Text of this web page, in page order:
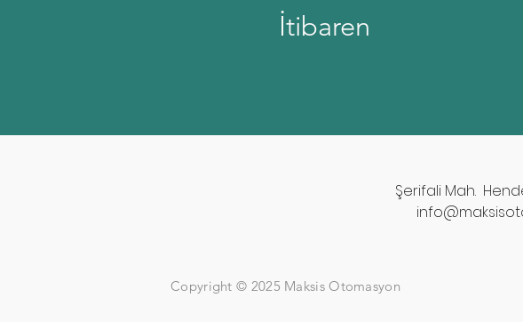
İtibaren
Şerifali Mah.
Copyright © 2025 Maksis Otomasyon